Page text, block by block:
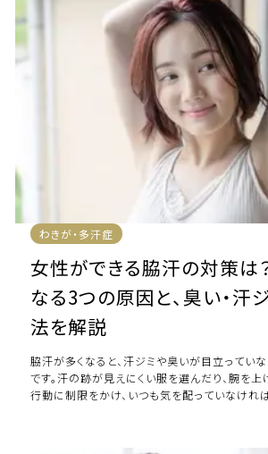
わきが・多汗症
女性ができる脇汗の対策は
なる3つの原因と、臭い・汗
法を解説
脇汗が多くなると、汗ジミや臭いが目立ってい
です。汗の跡が見えにくい服を選んだり、腕を上
行動に制限をかけ、いつも気を配っていなけれ